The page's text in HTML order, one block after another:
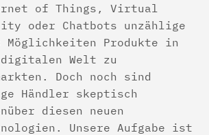
of Things, Virtual
oder Chatbots unzählige
Möglichkeiten Produkte in
Welt zu
Doch noch sind
Händler skeptisch
diesen neuen
Unsere Aufgabe ist